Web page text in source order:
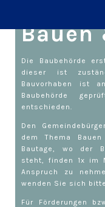
Bauen
Die Baubehörde
dieser ist
Bauvorhaben ist
Baubehörde
entschieden.
Den
dem Thema
Bautage, wo der
steht, finden 1x im
Anspruch zu
wenden Sie sich
Für Förderungen